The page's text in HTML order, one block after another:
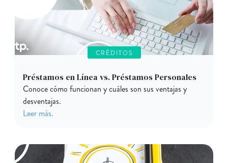
CRÉDITOS
Préstamos en Línea vs. Préstamos Personales
Conoce cómo funcionan y cuáles son sus ventajas y
desventajas.
Leer más.